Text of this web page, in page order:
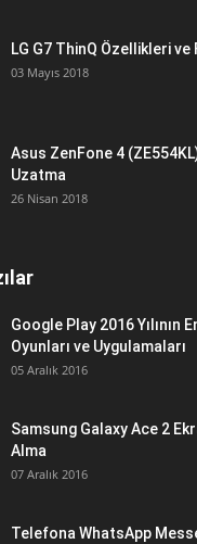
LG G7 ThinQ Özellikleri ve
03 Mayıs 2018
Asus ZenFone 4
Uzatma
26 Nisan 2018
Google Play 2016 Yılının
Oyunları ve Uygulamaları
05 Aralık 2016
Samsung Galaxy Ace 2
Alma
07 Aralık 2016
Telefona WhatsApp